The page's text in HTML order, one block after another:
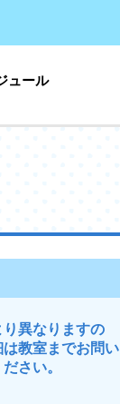
ュール
異なりますの
教室までお問い
さい。